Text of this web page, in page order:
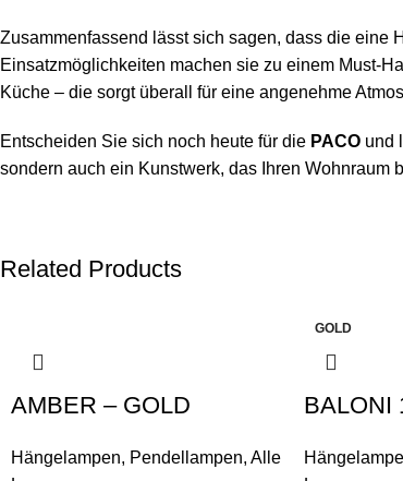
Zusammenfassend lässt sich sagen, dass die eine
Einsatzmöglichkeiten machen sie zu einem Must-
Küche – die sorgt überall für eine angenehme
Entscheiden Sie sich noch heute für die PACO und
sondern auch ein Kunstwerk, das Ihren
Related Products
AMBER – GOLD
Hängelampen, Pendellampen, Alle
GOLD
BALONI